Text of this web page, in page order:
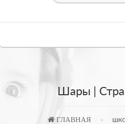
Шары |
ГЛАВНАЯ